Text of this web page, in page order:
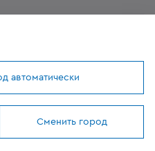
cookies
автоматически
Сменить город